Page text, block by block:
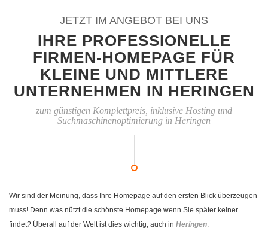
JETZT IM ANGEBOT BEI UNS
IHRE PROFESSIONELLE
FIRMEN-HOMEPAGE FÜR
KLEINE UND MITTLERE
UNTERNEHMEN IN HERINGEN
zum günstigen Komplettpreis, inklusive Hosting und
Suchmaschinenoptimierung in Heringen
Wir sind der Meinung, dass Ihre Homepage auf den ersten Blick überzeugen
muss! Denn was nützt die schönste Homepage wenn Sie später keiner
findet? Überall auf der Welt ist dies wichtig, auch in Heringen.